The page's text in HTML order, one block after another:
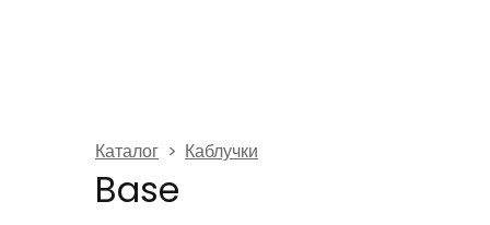
Каталог Каблучки
Base